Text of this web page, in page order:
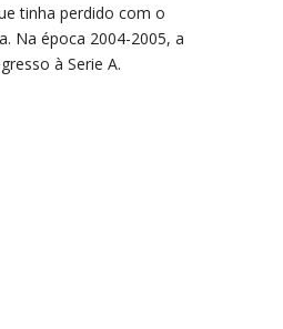
tinha perdido com o
Na época 2004-2005, a
à Serie A.